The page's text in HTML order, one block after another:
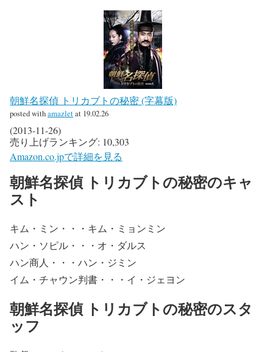
朝鮮名探偵 トリカブトの秘密 (字幕版)
posted withamazletat 19.02.26
(2013-11-26)
売り上げランキング: 10,303
Amazon.co.jpで詳細を見る
朝鮮名探偵 トリカブトの秘密のキャ
スト
キム・ミン・・・キム・ミョンミン
ハン・ソピル・・・オ・ダルス
ハン商人・・・ハン・ジミン
イム・チャウン判書・・・イ・ジェヨン
朝鮮名探偵 トリカブトの秘密のスタ
ッフ